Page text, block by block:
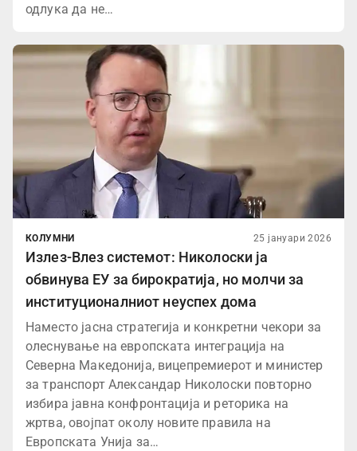
одлука да не…
КОЛУМНИ 25 јануари 2026
Излез-Влез системот: Николоски ја
обвинува ЕУ за бирократија, но молчи за
институционалниот неуспех дома
Наместо јасна стратегија и конкретни чекори за
олеснување на европската интеграција на
Северна Македонија, вицепремиерот и министер
за транспорт Александар Николоски повторно
избира јавна конфронтација и реторика на
жртва, овојпат околу новите правила на
Европската Унија за…